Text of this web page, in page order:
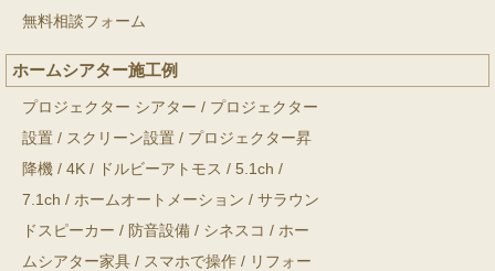
無料相談フォーム
ホームシアター施工例
プロジェクター シアター / プロジェクター
設置 / スクリーン設置 / プロジェクター昇
降機 / 4K / ドルビーアトモス / 5.1ch /
7.1ch / ホームオートメーション / サラウン
ドスピーカー / 防音設備 / シネスコ / ホー
ムシアター家具 / スマホで操作 / リフォー